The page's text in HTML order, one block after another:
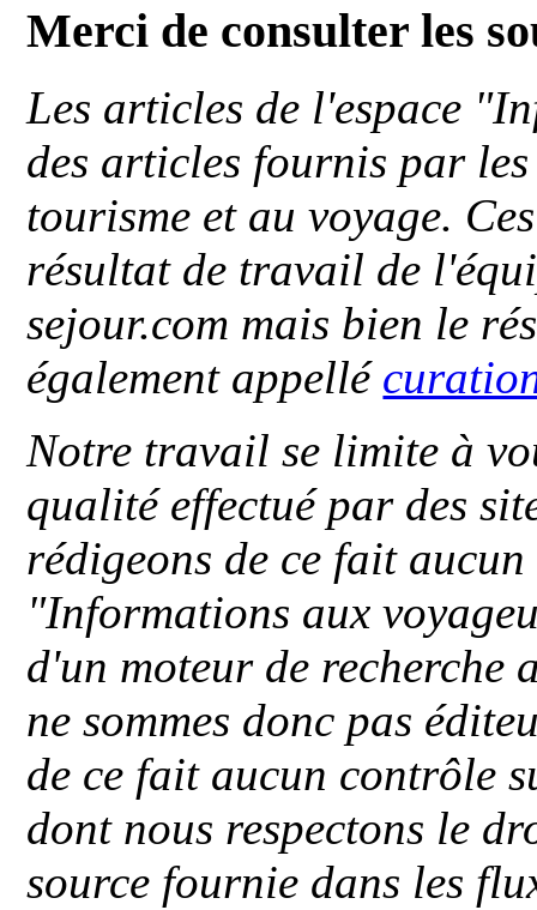
Merci de consulter les
Les articles de l'espace
des articles fournis par
tourisme et au voyage.
résultat de travail de
sejour.com mais bien le
également appellé
Notre travail se limite à
qualité effectué par des
rédigeons de ce fait
"Informations aux
d'un moteur de recherche
ne sommes donc pas
de ce fait aucun contrôle
dont nous respectons le
source fournie dans les